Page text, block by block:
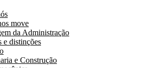
move
da Administração
e distinções
e Construção